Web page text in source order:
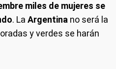
miles de mujeres se
. La Argentina no será la
y verdes se harán